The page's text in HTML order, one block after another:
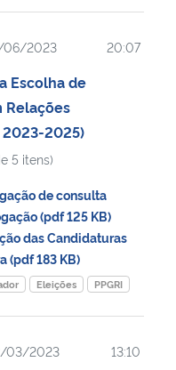
06/2023 20:07
Escolha de
Relações
2025)
5 itens)
de consulta
(pdf 125 KB)
das Candidaturas
(pdf 183 KB)
Eleições PPGRI
03/2023 13:10